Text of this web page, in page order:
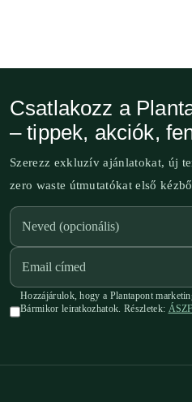
Csatlakozz a
– tippek, akciók,
Szerezz exkluzív ajánlatokat, új
zero waste útmutatókat első
Hozzájárulok, hogy a Plantapont
Bármikor leiratkozhatok. Részletek: ÁSZF